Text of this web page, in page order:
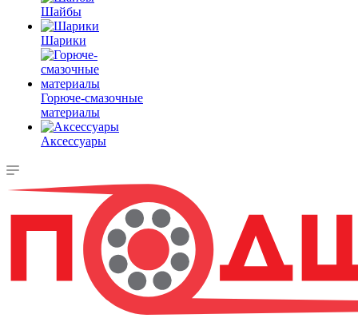
Шайбы
Шарики
Горюче-смазочные
материалы
Аксессуары